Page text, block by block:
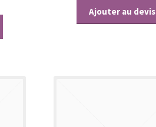
Ajouter au devis